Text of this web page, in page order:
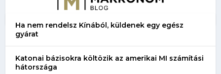
Ha nem rendelsz Kínából, küldenek egy egész
gyárat
Katonai bázisokra költözik az amerikai MI számítási
hátországa